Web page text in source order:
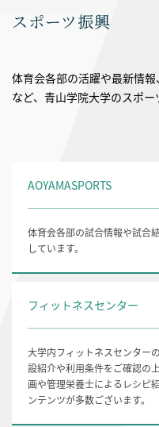
スポーツ振興
体育会各部の活躍や最新情
など、青山学院大学のスポー
AOYAMASPORTS
体育会各部の試合情報や試合
しています。
フィットネスセンター
大学内フィットネスセンター
設紹介や利用条件をご確認の
画や管理栄養士によるレシピ
ンテンツが多数ございます。